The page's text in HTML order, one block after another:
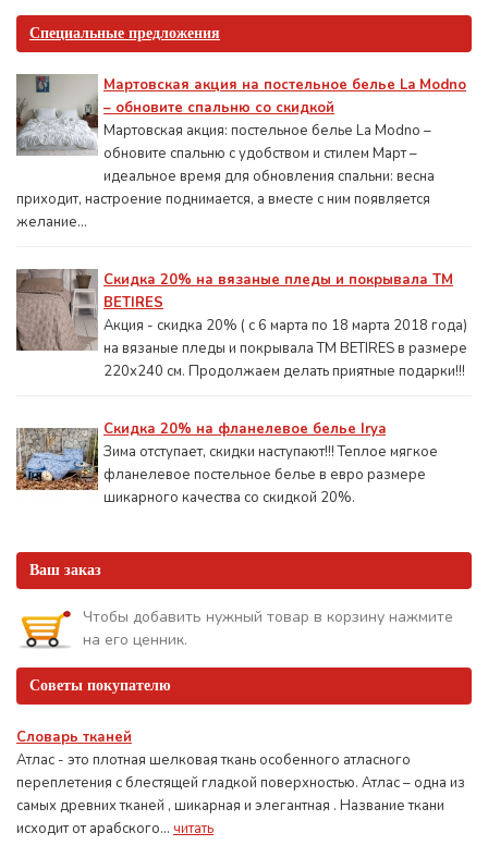
Специальные предложения
Мартовская акция на постельное белье La Modno
– обновите спальню со скидкой
Мартовская акция: постельное белье La Modno –
обновите спальню с удобством и стилем Март –
идеальное время для обновления спальни: весна
приходит, настроение поднимается, а вместе с ним появляется
желание...
Скидка 20% на вязаные пледы и покрывала ТМ
BETIRES
Акция - скидка 20% ( с 6 марта по 18 марта 2018 года)
на вязаные пледы и покрывала ТМ BETIRES в размере
220х240 см. Продолжаем делать приятные подарки!!!
Скидка 20% на фланелевое белье Irya
Зима отступает, скидки наступают!!! Теплое мягкое
фланелевое постельное белье в евро размере
шикарного качества со скидкой 20%.
Ваш заказ
Чтобы добавить нужный товар в корзину нажмите
на его ценник.
Советы покупателю
Словарь тканей
Атлас - это плотная шелковая ткань особенного атласного
переплетения с блестящей гладкой поверхностью. Атлас – одна из
самых древних тканей , шикарная и элегантная . Название ткани
исходит от арабского... читать